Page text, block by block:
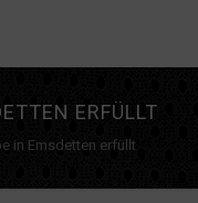
ERFÜLLT
in Emsdetten erfüllt